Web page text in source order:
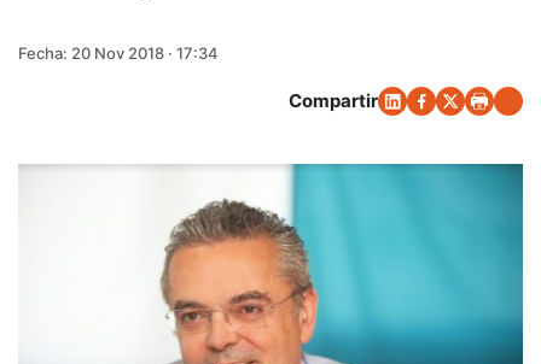
Fecha: 20 Nov 2018 · 17:34
Compartir